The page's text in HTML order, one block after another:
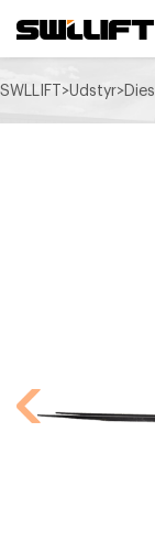
SWLLIFT>Udstyr>